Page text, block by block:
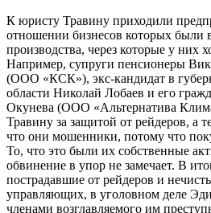
К юристу Травину приходили
отношении бизнесов которых были
производства, через которые у них
Например, супруги пенсионеры
(ООО «КСК»), экс-кандидат в
области Николай Лобаев и его
Окунева (ООО «Альтернатива
Травину за защитой от рейдеров, а
что они мошенники, потому что
То, что это были их собственные
обвинение в упор не замечает. В
пострадавшие от рейдеров и
управляющих, в уголовном деле
членами возглавляемого им